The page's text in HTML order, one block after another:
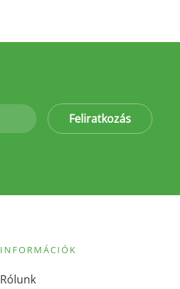
Feliratkozás
INFORMÁCIÓK
Rólunk